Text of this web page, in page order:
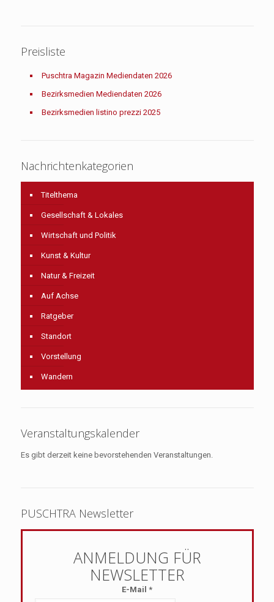
Preisliste
Puschtra Magazin Mediendaten 2026
Bezirksmedien Mediendaten 2026
Bezirksmedien listino prezzi 2025
Nachrichtenkategorien
Titelthema
Gesellschaft & Lokales
Wirtschaft und Politik
Kunst & Kultur
Natur & Freizeit
Auf Achse
Ratgeber
Standort
Vorstellung
Wandern
Veranstaltungskalender
Es gibt derzeit keine bevorstehenden Veranstaltungen.
PUSCHTRA Newsletter
E-Mail *